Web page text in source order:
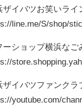
ザイバツお笑いライ
line.me/S/shop/
ーショップ横浜な
ザイバツファンクラ
youtube.com/